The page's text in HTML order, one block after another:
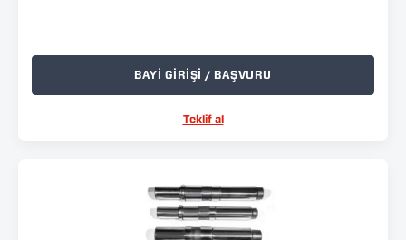
BAYİ GİRİŞİ / BAŞVURU
Teklif al